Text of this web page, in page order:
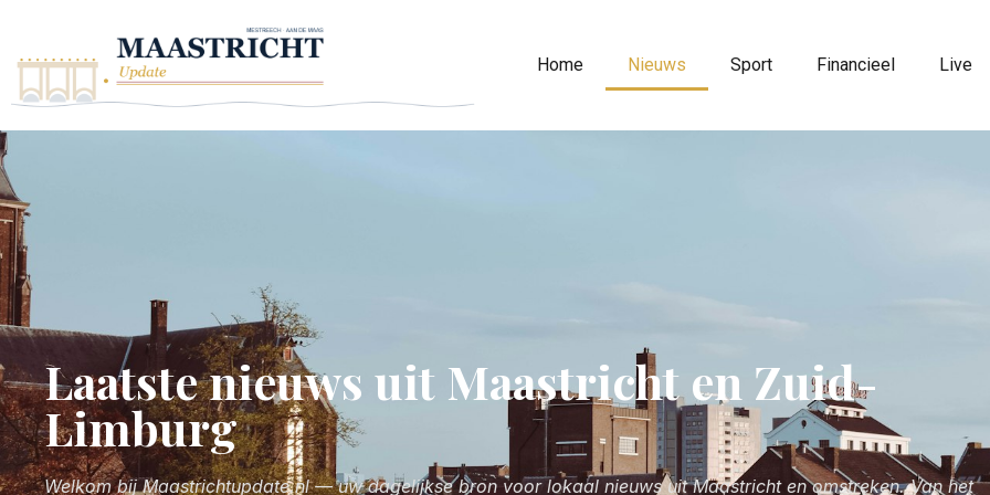
Home Nieuws Sport Financieel Live
Laatste nieuws uit Maastricht en Zuid-
Limburg
Welkom bij Maastrichtupdate.nl — uw dagelijkse bron voor lokaal nieuws uit Maastricht en omstreken. Van het